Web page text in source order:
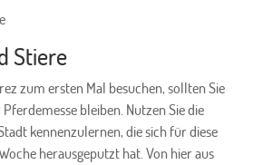
Stiere
zum ersten Mal besuchen, sollten Sie
bleiben. Nutzen Sie die
kennenzulernen, die sich für diese
herausgeputzt hat. Von hier aus